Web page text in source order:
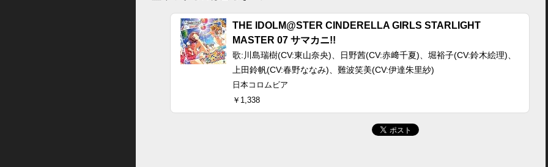
THE IDOLM@STER CINDERELLA GIRLS STARLIGHT
MASTER 07 サマカニ!!
歌:川島瑞樹(CV:東山奈央)、日野茜(CV:赤﨑千夏)、堀裕子(CV:鈴木絵理)、
上田鈴帆(CV:春野ななみ)、難波笑美(CV:伊達朱里紗)
日本コロムビア
￥1,338